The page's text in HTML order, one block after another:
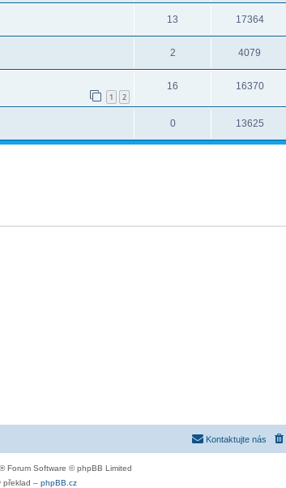
13 17364
2 4079
1 2
16 16370
0 13625
Kontaktujte nás
® Forum Software © phpBB Limited
překlad – phpBB.cz